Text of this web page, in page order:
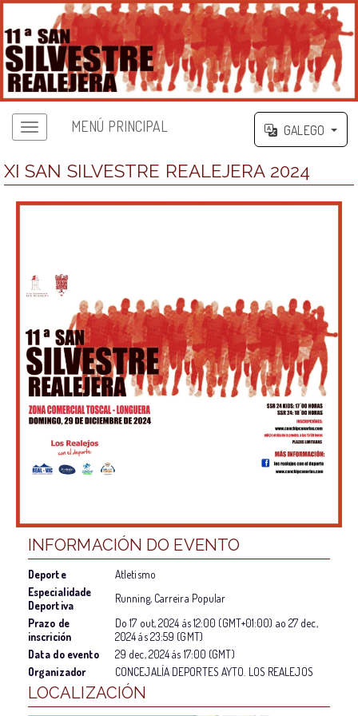
MENÚ PRINCIPAL GALEGO
XI SAN SILVESTRE REALEJERA 2024
INFORMACIÓN DO EVENTO
Deporte
Atletismo
Especialidade
Deportiva
Running, Carreira Popular
Prazo de
inscrición
Do17 out, 2024 ás12:00 (GMT+01:00) ao 27 dec,
2024ás23:59 (GMT)
Data do evento
29 dec, 2024ás 17:00 (GMT)
Organizador
CONCEJALÍA DEPORTES AYTO. LOS REALEJOS
LOCALIZACIÓN